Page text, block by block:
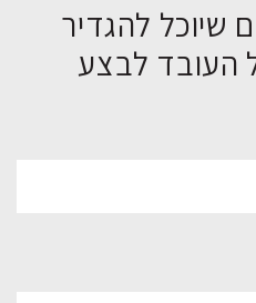
שיוכל להגדיר
העובד לבצע